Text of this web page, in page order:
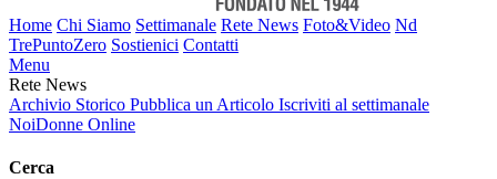
Home Chi Siamo Settimanale Rete News Foto&Video Nd
TrePuntoZero Sostienici Contatti
Menu
Rete News
Archivio Storico Pubblica un Articolo Iscriviti al settimanale
NoiDonne Online
Cerca